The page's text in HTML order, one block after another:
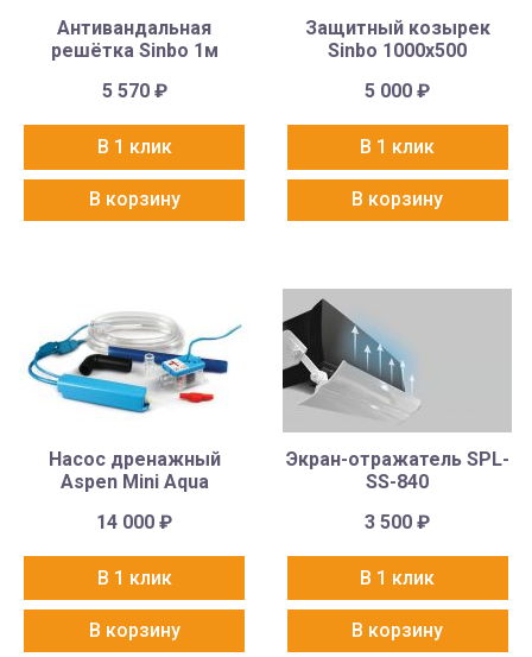
Антивандальная
решётка Sinbo 1м
5 570 ₽
В 1 клик
В корзину
Защитный козырек
Sinbo 1000х500
5 000₽
В 1 клик
В корзину
Насос дренажный
Aspen Mini Aqua
14 000₽
В 1 клик
В корзину
Экран-отражатель SPL-
SS-840
3 500₽
В 1 клик
В корзину